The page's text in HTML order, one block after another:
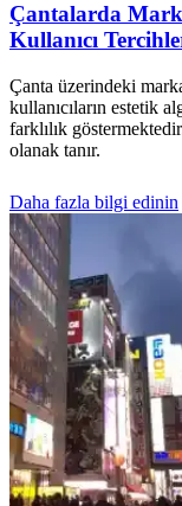
Çantalarda
Kullanıcı
Çanta üzerindeki
kullanıcıların estetik
farklılık
olanak tanır.
Daha fazla bilgi edinin